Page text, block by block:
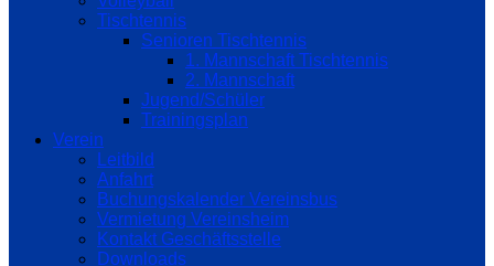
Tischtennis
Senioren Tischtennis
1. Mannschaft Tischtennis
2. Mannschaft
Jugend/Schüler
Trainingsplan
Verein
Leitbild
Anfahrt
Buchungskalender Vereinsbus
Vermietung Vereinsheim
Kontakt Geschäftsstelle
Downloads